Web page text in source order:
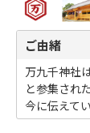
ご由緒
万九千神社
と参集され
今に伝えて